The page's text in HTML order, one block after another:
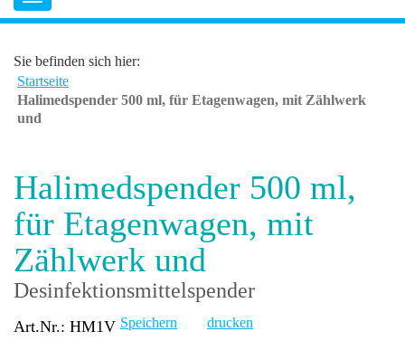
Sie befinden sich hier:
Startseite
Halimedspender 500 ml, für Etagenwagen, mit Zählwerk
und
Halimedspender 500 ml,
für Etagenwagen, mit
Zählwerk und
Desinfektionsmittelspender
Art.Nr.: HM1V Speichern drucken